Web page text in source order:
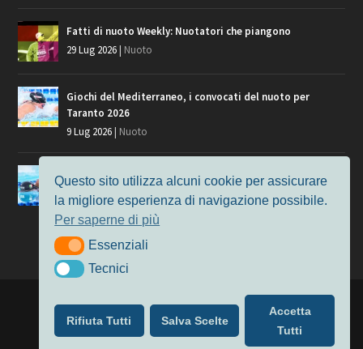
Fatti di nuoto Weekly: Nuotatori che piangono
29 Lug 2026 Nuoto
Giochi del Mediterraneo, i convocati del nuoto per
Taranto 2026
9 Lug 2026 Nuoto
Europei di Nuoto Parigi 2026: fra veterani e giovani, chi
manca?
7 Lug 2026
Nuoto
| Alimentato da
Nuoto
MasterS Podcast Il Nuoto in Cifre
Privacy & Cookie Policy
Questo sito utilizza alcuni cookie per assicurare
la migliore esperienza di navigazione possibile.
Per saperne di più
EssenzialiEssenziali
TecniciTecnici
Rifiuta Tutti Salva Scelte
Accetta
Tutti